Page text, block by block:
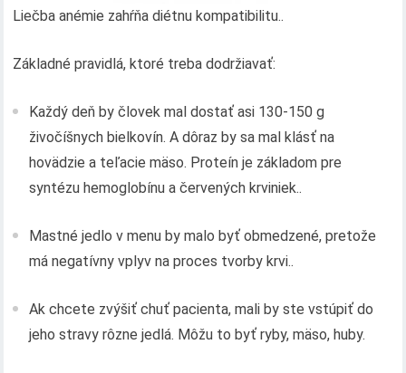
Liečba anémie zahŕňa diétnu kompatibilitu..
Základné pravidlá, ktoré treba dodržiavať:
Každý deň by človek mal dostať asi 130-150 g
živočíšnych bielkovín. A dôraz by sa mal klásť na
hovädzie a teľacie mäso. Proteín je základom pre
syntézu hemoglobínu a červených krviniek..
Mastné jedlo v menu by malo byť obmedzené, pretože
má negatívny vplyv na proces tvorby krvi..
Ak chcete zvýšiť chuť pacienta, mali by ste vstúpiť do
jeho stravy rôzne jedlá. Môžu to byť ryby, mäso, huby.